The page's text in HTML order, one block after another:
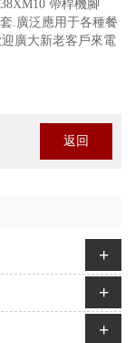
帶桿機腳
.廣泛應用于各種餐
廣大新老客戶來電
返回
+
+
+